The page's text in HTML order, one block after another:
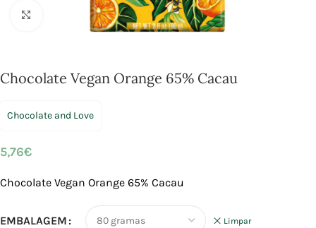
Click to enlarge
Chocolate Vegan Orange 65% Cacau
Chocolate and Love
5,76€
Chocolate Vegan Orange 65% Cacau
EMBALAGEM Limpar